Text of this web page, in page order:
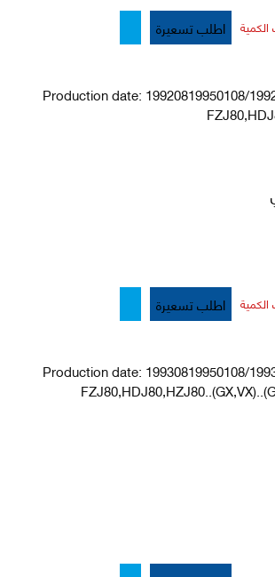
اطلب تسعيرة
Production date: 19920819950108/
اطلب تسعيرة
Production date: 19930819950108/